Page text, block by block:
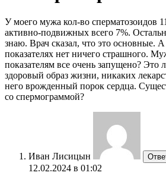
У моего мужа кол-во сперматозоидов
активно-подвижных всего 7%.
знаю. Врач сказал, что это основные.
показателях нет ничего страшного.
показателям все очень запущено? Это
здоровый образ жизни, никаких
него врожденный порок сердца.
со спермограммой?
Иван Лисицын
12.02.2024 в 01:02